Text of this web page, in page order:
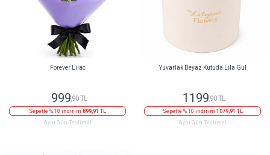
Forever Lilac
999,90 TL
Sepette % 10 indirim 899,91 TL
Aynı Gün Teslimat
Yuvarlak Beyaz Kutuda Lila Gül
1199,90 TL
Sepette % 10 indirim 1079,91 TL
Aynı Gün Teslimat